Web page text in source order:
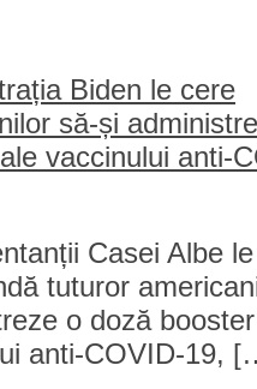
Biden le cere
să-și
vaccinului anti-
Casei Albe le
tuturor
o doză
anti-COVID-19,